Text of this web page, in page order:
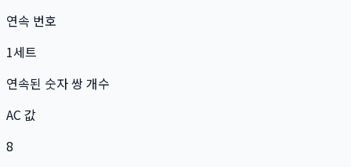
연속 번호
1세트
연속된 숫자 쌍 개수
AC 값
8